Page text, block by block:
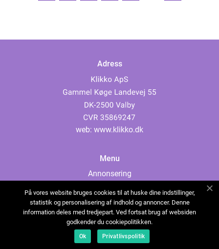
Adress
web: www.klikko.dk
Menu
Annonsering
Cookies
Kontakta oss
Sitemap
På vores website bruges cookies til at huske dine indstillinger,
statistik og personalisering af indhold og annoncer. Denne
information deles med tredjepart. Ved fortsat brug af websiden
godkender du cookiepolitikken.
Ok Privatlivspolitik